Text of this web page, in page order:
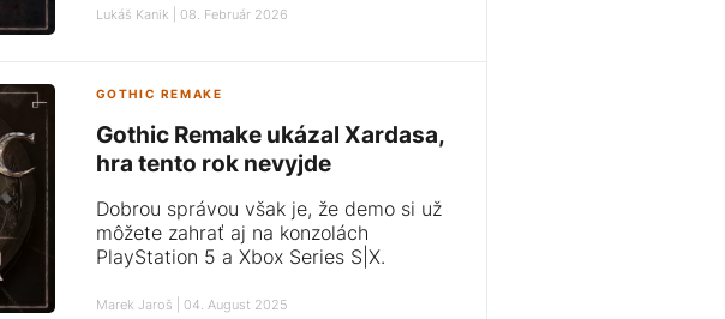
Lukáš Kanik | 08. Február 2026
GOTHIC REMAKE
Gothic Remake ukázal Xardasa,
hra tento rok nevyjde
Dobrou správou však je, že demo si už
môžete zahrať aj na konzolách
PlayStation 5 a Xbox Series S|X.
Marek Jaroš | 04. August 2025